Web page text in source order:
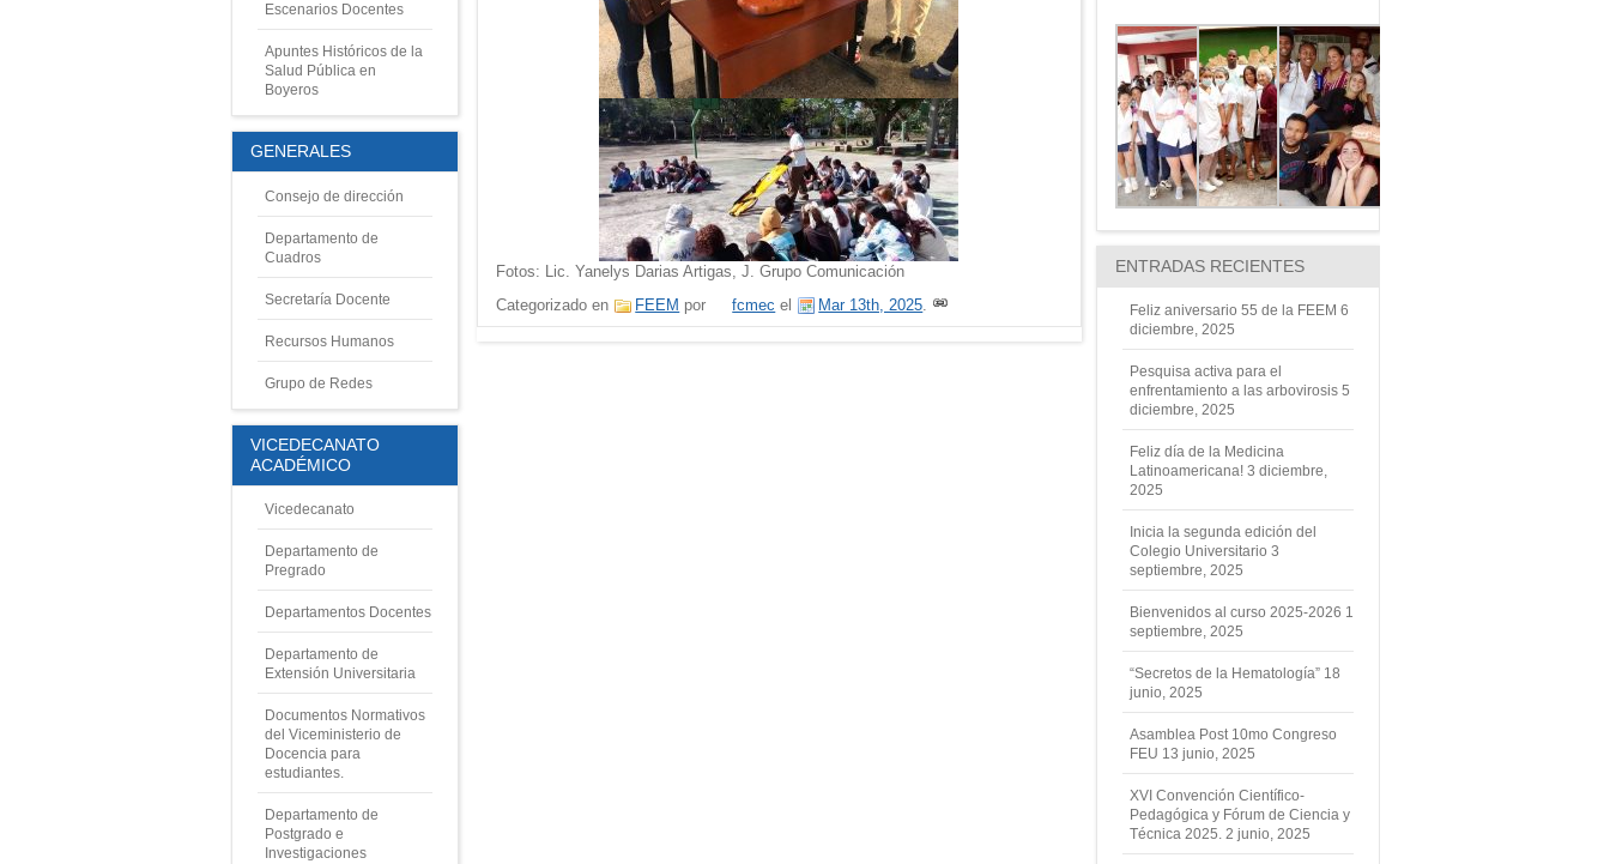
Fotos: Lic. Yanelys Darias Artigas, J. Grupo Comunicación
Categorizado en
FEEM por fcmec el Mar 13th, 2025.
Escenarios Docentes
Apuntes Históricos de la
Salud Pública en
Boyeros
GENERALES
Consejo de dirección
Departamento de
Cuadros
Secretaría Docente
Recursos Humanos
Grupo de Redes
VICEDECANATO
ACADÉMICO
Vicedecanato
Departamento de
Pregrado
Departamentos Docentes
Departamento de
Extensión Universitaria
Documentos Normativos
del Viceministerio de
Docencia para
estudiantes.
Departamento de
Postgrado e
Investigaciones
ENTRADAS RECIENTES
Feliz aniversario 55 de la FEEM 6
diciembre, 2025
Pesquisa activa para el
enfrentamiento a las arbovirosis 5
diciembre, 2025
Feliz día de la Medicina
Latinoamericana! 3 diciembre,
2025
Inicia la segunda edición del
Colegio Universitario 3
septiembre, 2025
Bienvenidos al curso 2025-2026 1
septiembre, 2025
“Secretos de la Hematología” 18
junio, 2025
Asamblea Post 10mo Congreso
FEU 13 junio, 2025
XVI Convención Científico-
Pedagógica y Fórum de Ciencia y
Técnica 2025. 2 junio, 2025